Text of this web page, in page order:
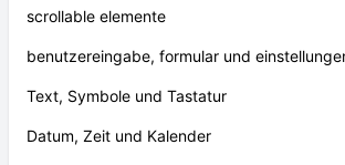
scrollable elemente
benutzereingabe, formular und
Text, Symbole und Tastatur
Datum, Zeit und Kalender